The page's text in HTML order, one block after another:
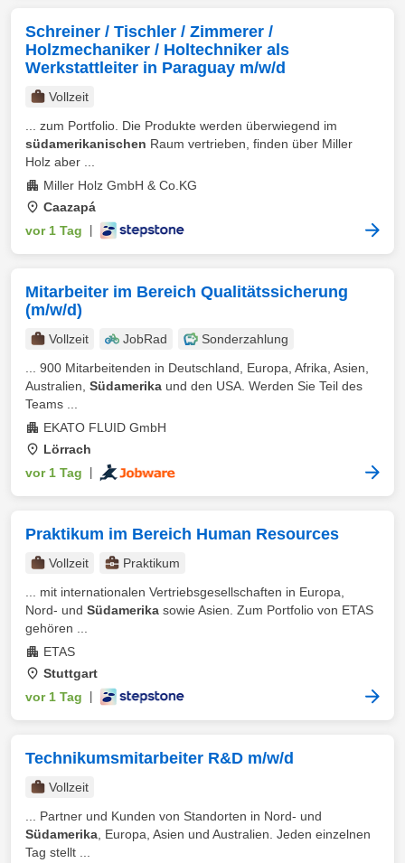
Schreiner / Tischler / Zimmerer /
Holzmechaniker / Holtechniker als
Werkstattleiter in Paraguay m/w/d
Vollzeit
... zum Portfolio. Die Produkte werden überwiegend im
südamerikanischen Raum vertrieben, finden über Miller
Holz aber ...
Miller Holz GmbH & Co.KG
Caazapá
vor 1 Tag
Mitarbeiter im Bereich Qualitätssicherung
(m/w/d)
Vollzeit JobRad
Sonderzahlung
... 900 Mitarbeitenden in Deutschland, Europa, Afrika, Asien,
Australien, Südamerika und den USA. Werden Sie Teil des
Teams ...
EKATO FLUID GmbH
Lörrach
vor 1 Tag
Praktikum im Bereich Human Resources
Vollzeit
Praktikum
... mit internationalen Vertriebsgesellschaften in Europa,
Nord- und Südamerika sowie Asien. Zum Portfolio von ETAS
gehören ...
ETAS
Stuttgart
vor 1 Tag
Technikumsmitarbeiter R&D m/w/d
Vollzeit
... Partner und Kunden von Standorten in Nord- und
Südamerika , Europa, Asien und Australien. Jeden einzelnen
Tag stellt ...